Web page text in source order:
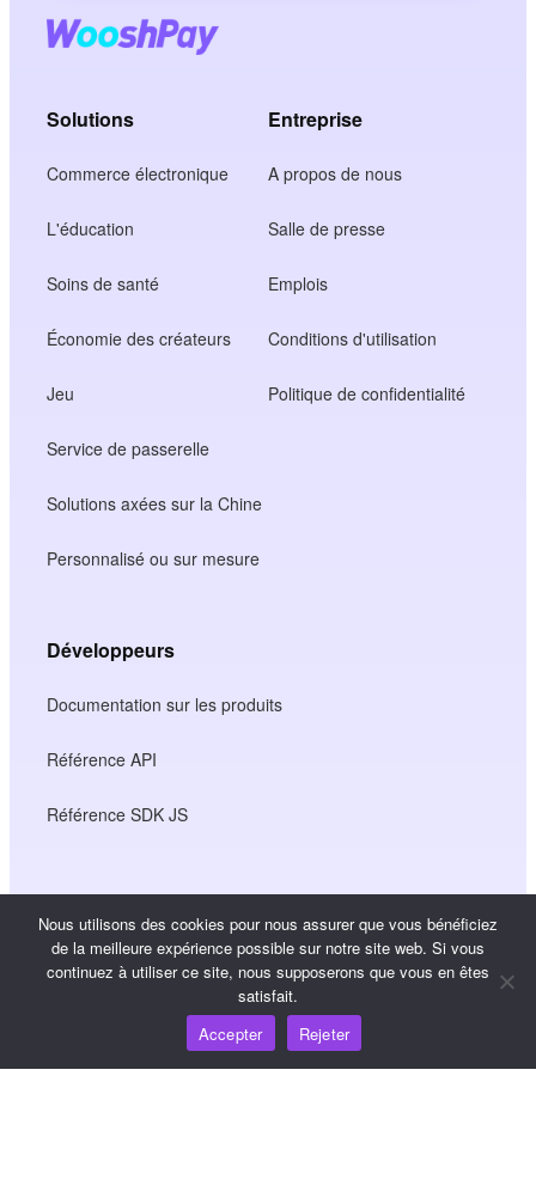
Solutions
Commerce électronique
L'éducation
Soins de santé
Économie des créateurs
Jeu
Service de passerelle
Solutions axées sur la Chine
Personnalisé ou sur mesure
Entreprise
A propos de nous
Salle de presse
Emplois
Conditions d'utilisation
Politique de confidentialité
Développeurs
Documentation sur les produits
Référence API
Référence SDK JS
Carrefour de connaissances
Nous utilisons des cookies pour nous assurer que vous bénéficiez
de la meilleure expérience possible sur notre site web. Si vous
continuez à utiliser ce site, nous supposerons que vous en êtes
satisfait.
Accepter
Rejeter